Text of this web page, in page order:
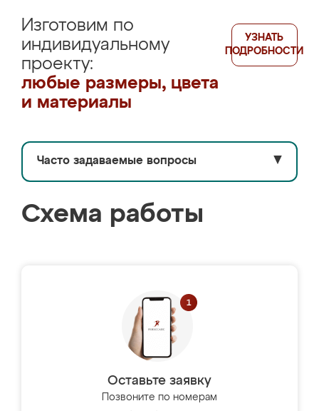
Изготовим по
индивидуальному
проекту:
любые размеры, цвета
и материалы
УЗНАТЬ
ПОДРОБНОСТИ
Часто задаваемые вопросы ▼
Схема работы
Оставьте заявку
Позвоните по номерам